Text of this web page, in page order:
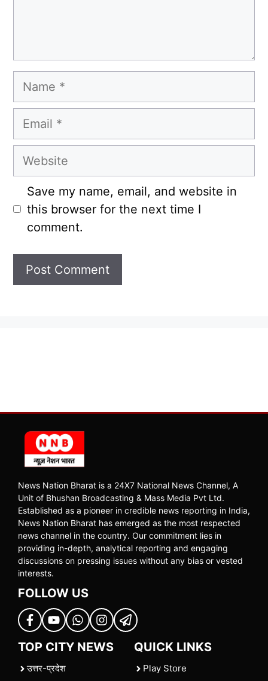
Name
Email
Website
Save my name, email, and website in
this browser for the next time I
comment.
News Nation Bharat is a 24X7 National News Channel, A
Unit of Bhushan Broadcasting & Mass Media Pvt Ltd.
Established as a pioneer in credible news reporting in India,
News Nation Bharat has emerged as the most respected
news channel in the country. Our commitment lies in
providing in-depth, analytical reporting and engaging
discussions on pressing issues without any bias or vested
interests.
FOLLOW US
TOP CITY NEWS
उत्तर-प्रदेश
QUICK LINKS
Play Store